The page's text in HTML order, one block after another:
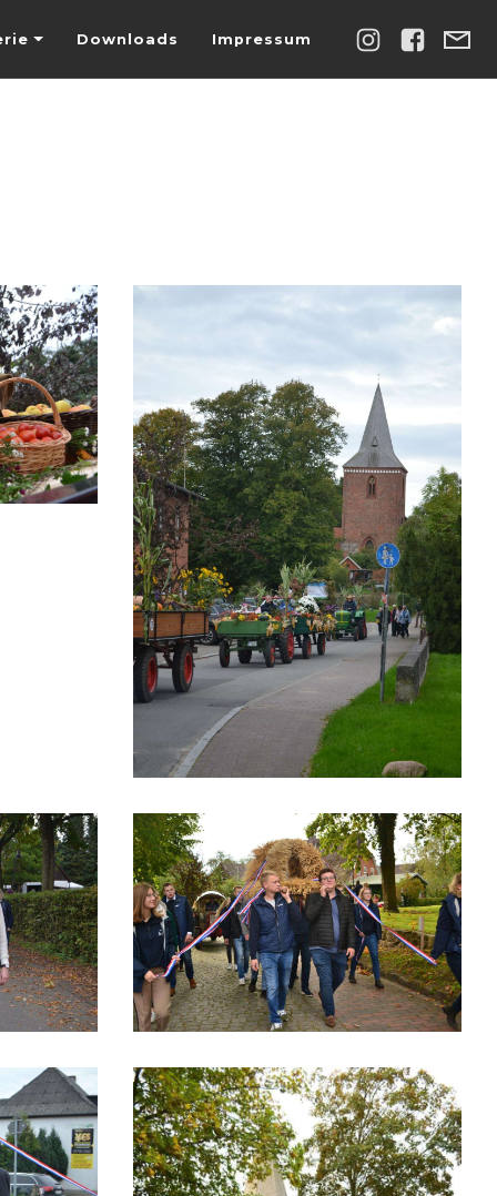
Downloads Impressum